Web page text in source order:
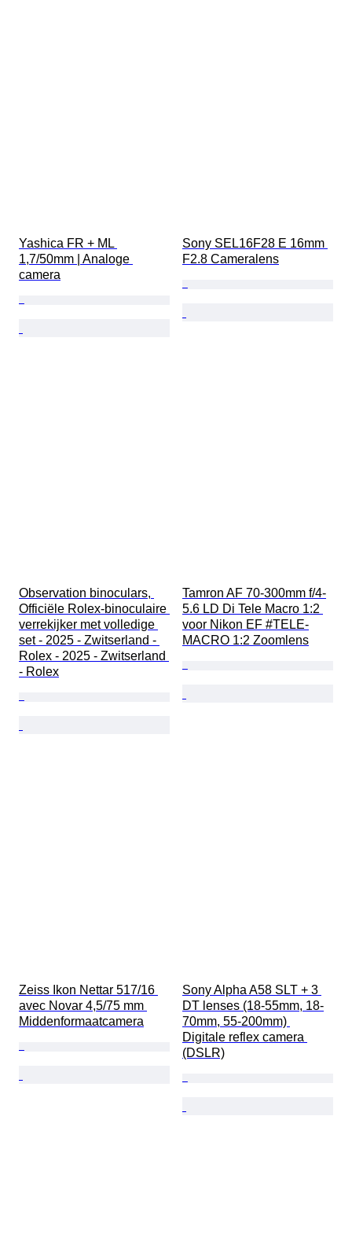
Yashica FR + ML
1,7/50mm | Analoge
camera
Sony SEL16F28 E 16mm
F2.8 Cameralens
Observation binoculars,
Officiële Rolex-binoculaire
verrekijker met volledige
set - 2025 - Zwitserland -
Rolex - 2025 - Zwitserland
- Rolex
Tamron AF 70-300mm f/4-
5.6 LD Di Tele Macro 1:2
voor Nikon EF #TELE-
MACRO 1:2 Zoomlens
Zeiss Ikon Nettar 517/16
avec Novar 4,5/75 mm
Middenformaatcamera
Sony Alpha A58 SLT + 3
DT lenses (18-55mm, 18-
70mm, 55-200mm)
Digitale reflex camera
(DSLR)